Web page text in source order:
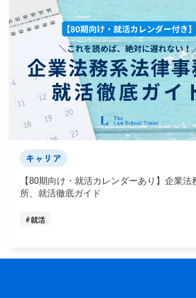
キャリア
【80期向け・就活カレンダーあり】企業法
所、就活徹底ガイド
#就活